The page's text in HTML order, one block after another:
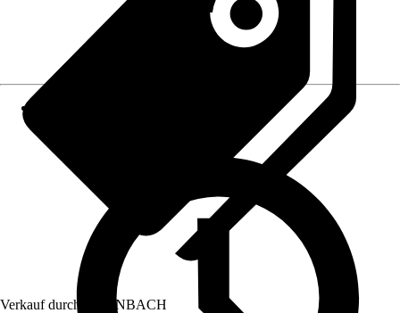
Verkauf durch: HORNBACH